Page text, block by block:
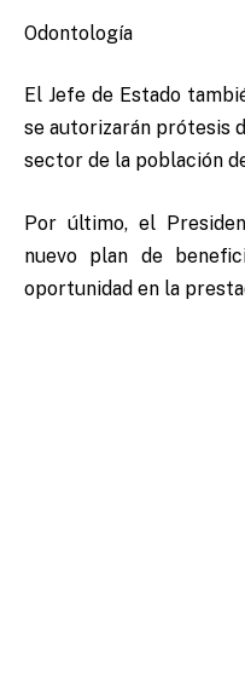
Odontología
El Jefe de Estado
se autorizarán prótesis
sector de la población
Por último, el
nuevo plan de
oportunidad en la